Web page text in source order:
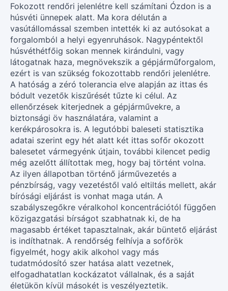
Fokozott rendőri jelenlétre kell számítani Ózdon is a
húsvéti ünnepek alatt. Ma kora délután a
vasútállomással szemben intették ki az autósokat a
forgalomból a helyi egyenruhások. Nagypéntektől
húsvéthétfőig sokan mennek kirándulni, vagy
látogatnak haza, megnövekszik a gépjárműforgalom,
ezért is van szükség fokozottabb rendőri jelenlétre.
A hatóság a zéró tolerancia elve alapján az ittas és
bódult vezetők kiszűrését tűzte ki célul. Az
ellenőrzések kiterjednek a gépjárművekre, a
biztonsági öv használatára, valamint a
kerékpárosokra is. A legutóbbi baleseti statisztika
adatai szerint egy hét alatt két ittas sofőr okozott
balesetet vármegyénk útjain, további kilencet pedig
még azelőtt állítottak meg, hogy baj történt volna.
Az ilyen állapotban történő járművezetés a
pénzbírság, vagy vezetéstől való eltiltás mellett, akár
bírósági eljárást is vonhat maga után. A
szabályszegőkre véralkohol koncentrációtól függően
közigazgatási bírságot szabhatnak ki, de ha
magasabb értéket tapasztalnak, akár büntető eljárást
is indíthatnak. A rendőrség felhívja a sofőrök
figyelmét, hogy akik alkohol vagy más
tudatmódosító szer hatása alatt vezetnek,
elfogadhatatlan kockázatot vállalnak, és a saját
életükön kívül másokét is veszélyeztetik.